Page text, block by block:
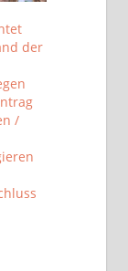
der
/